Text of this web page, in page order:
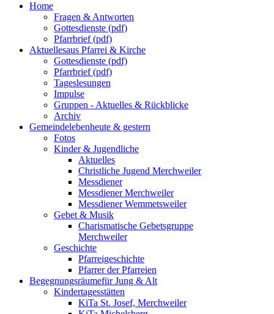
Home
Fragen & Antworten
Gottesdienste (pdf)
Pfarrbrief (pdf)
Aktuellesaus Pfarrei & Kirche
Gottesdienste (pdf)
Pfarrbrief (pdf)
Tageslesungen
Impulse
Gruppen - Aktuelles & Rückblicke
Archiv
Gemeindelebenheute & gestern
Fotos
Kinder & Jugendliche
Aktuelles
Christliche Jugend Merchweiler
Messdiener
Messdiener Merchweiler
Messdiener Wemmetsweiler
Gebet & Musik
Charismatische Gebetsgruppe
Merchweiler
Geschichte
Pfarreigeschichte
Pfarrer der Pfarreien
Begegnungsräumefür Jung & Alt
Kindertagesstätten
KiTa St. Josef, Merchweiler